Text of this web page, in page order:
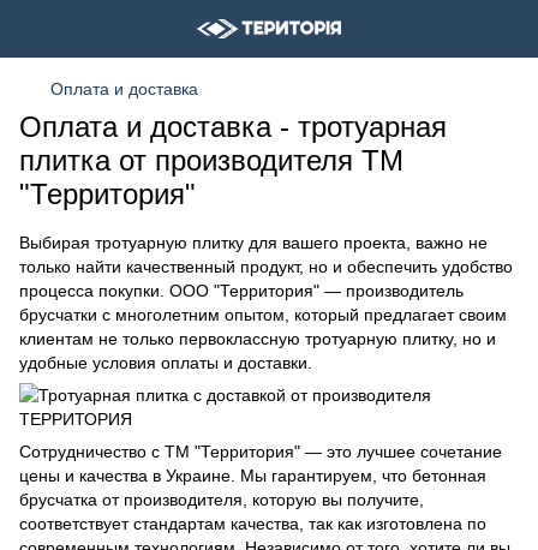
Оплата и доставка
Оплата и доставка - тротуарная
плитка от производителя ТМ
"Территория"
Выбирая тротуарную плитку для вашего проекта, важно не
только найти качественный продукт, но и обеспечить удобство
процесса покупки. ООО "Территория" — производитель
брусчатки с многолетним опытом, который предлагает своим
клиентам не только первоклассную тротуарную плитку, но и
удобные условия оплаты и доставки.
Сотрудничество с ТМ "Территория" — это лучшее сочетание
цены и качества в Украине. Мы гарантируем, что бетонная
брусчатка от производителя, которую вы получите,
соответствует стандартам качества, так как изготовлена по